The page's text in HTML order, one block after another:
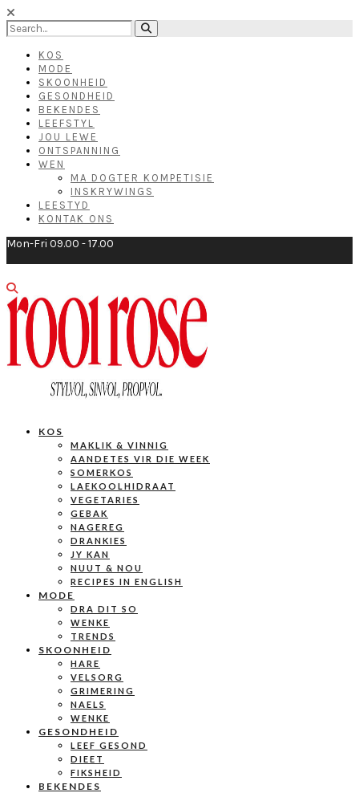
KOS
MODE
SKOONHEID
GESONDHEID
BEKENDES
LEEFSTYL
JOU LEWE
ONTSPANNING
WEN
MA DOGTER KOMPETISIE
INSKRYWINGS
LEESTYD
KONTAK ONS
Mon-Fri 09.00 - 17.00
KOS
MAKLIK & VINNIG
AANDETES VIR DIE WEEK
SOMERKOS
LAEKOOLHIDRAAT
VEGETARIES
GEBAK
NAGEREG
DRANKIES
JY KAN
NUUT & NOU
RECIPES IN ENGLISH
MODE
DRA DIT SO
WENKE
TRENDS
SKOONHEID
HARE
VELSORG
GRIMERING
NAELS
WENKE
GESONDHEID
LEEF GESOND
DIEET
FIKSHEID
BEKENDES